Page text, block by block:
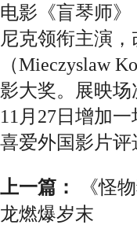
电影《盲琴师》
尼克领衔主演
（Mieczyslaw
影大奖。展映
11月27日增加
喜爱外国影片
上一篇：
《怪
龙燃爆岁末